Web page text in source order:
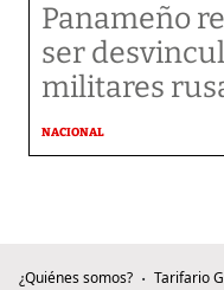
Panameño
ser
militares
NACIONAL
¿Quiénes somos? Tarifario